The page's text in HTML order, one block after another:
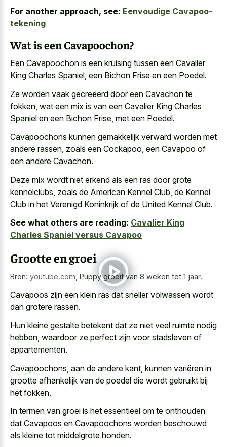
For another approach, see: Eenvoudige Cavapoo-
tekening
Wat is een Cavapoochon?
Een Cavapoochon is een kruising tussen een Cavalier
King Charles Spaniel, een Bichon Frise en een Poedel.
Ze worden vaak gecreëerd door een Cavachon te
fokken, wat een mix is van een Cavalier King Charles
Spaniel en een Bichon Frise, met een Poedel.
Cavapoochons kunnen gemakkelijk verward worden met
andere rassen, zoals een Cockapoo, een Cavapoo of
een andere Cavachon.
Deze mix wordt niet erkend als een ras door grote
kennelclubs, zoals de American Kennel Club, de Kennel
Club in het Verenigd Koninkrijk of de United Kennel Club.
See what others are reading: Cavalier King
Charles Spaniel versus Cavapoo
Grootte en groei
Bron: youtube.com Puppy groeit van 8 weken tot 1 jaar.
Cavapoos zijn een klein ras dat sneller volwassen wordt
dan grotere rassen.
Hun kleine gestalte betekent dat ze niet veel ruimte nodig
hebben, waardoor ze perfect zijn voor stadsleven of
appartementen.
Cavapoochons, aan de andere kant, kunnen variëren in
grootte afhankelijk van de poedel die wordt gebruikt bij
het fokken.
In termen van groei is het essentieel om te onthouden
dat Cavapoos en Cavapoochons worden beschouwd
als kleine tot middelgrote honden.